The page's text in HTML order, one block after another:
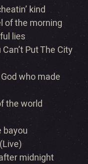
kind
of the morning
lies
Put The City
who made
the world
bayou
midnight